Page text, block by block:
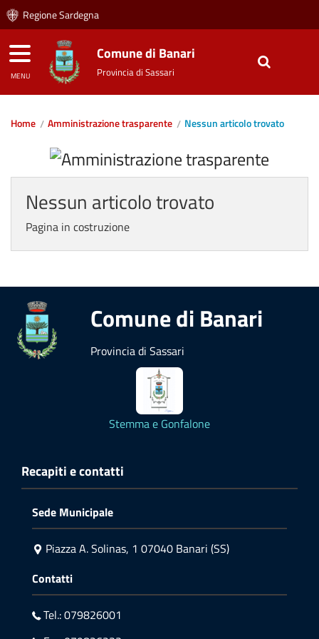
Regione Sardegna
MENU
Comune di Banari
Provincia di Sassari
Home Amministrazione trasparente Nessun articolo trovato
Nessun articolo trovato
Pagina in costruzione
Comune di Banari
Provincia di Sassari
Stemma e Gonfalone
Recapiti e contatti
Sede Municipale
Piazza A. Solinas, 1 07040 Banari (SS)
Contatti
Tel.: 079826001